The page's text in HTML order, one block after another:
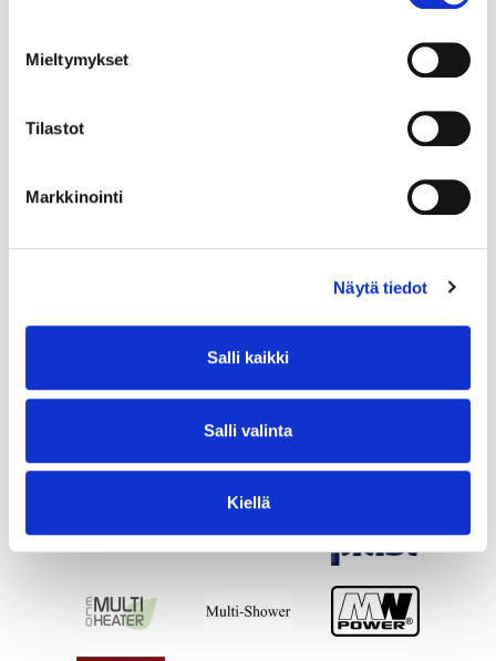
Mieltymykset
Tilastot
Markkinointi
Näytä tiedot
Salli kaikki
Salli valinta
Kiellä